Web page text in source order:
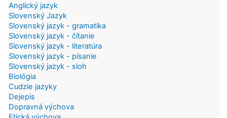
Anglický jazyk
Slovenský Jazyk
Slovenský jazyk - gramatika
Slovenský jazyk - čítanie
Slovenský jazyk - literatúra
Slovenský jazyk - písanie
Slovenský jazyk - sloh
Biológia
Cudzie jazyky
Dejepis
Dopravná výchova